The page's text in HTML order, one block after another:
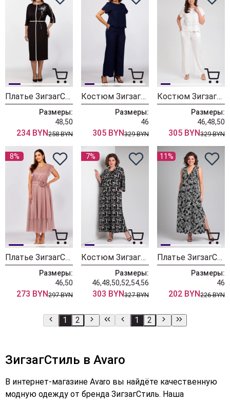
Платье ЗигзагСтиль 566 черный
Размеры:
48,50
234 BYN258 BYN
Костюм ЗигзагСтиль 563 синий
Размеры:
46
305 BYN329 BYN
Костюм ЗигзагСтиль 563 белый
Размеры:
46,48,50
305 BYN329 BYN
8%
Платье ЗигзагСтиль 554
Размеры:
46,50
273 BYN297 BYN
7%
Костюм ЗигзагСтиль 552 черно-белый
Размеры:
46,48,50,52,54,56
303 BYN327 BYN
11%
Платье ЗигзагСтиль 546
Размеры:
46
202 BYN226 BYN
1 2 1 2
ЗигзагСтиль в Avaro
В интернет-магазине Avaro вы найдёте качественную
модную одежду от бренда ЗигзагСтиль. Наша